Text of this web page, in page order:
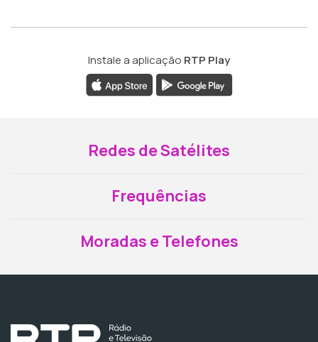
Instale a aplicação RTP Play
Redes de Satélites
Frequências
Moradas e Telefones